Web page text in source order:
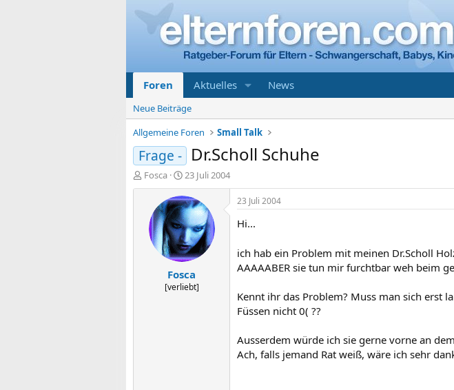
Foren Aktuelles News
Neue Beiträge
Allgemeine Foren
Small Talk
Frage - Dr.Scholl Schuhe
E
r
Fosca
E
r
s
t
e
l
l
t
a
m
23 Juli 2004
Fosca
[verliebt]
23 Juli 2004
Hi...
ich hab ein Problem mit meinen Dr.Scholl
AAAAABER sie tun mir furchtbar weh beim
Kennt ihr das Problem? Muss man sich erst
Füssen nicht 0( ??
Ausserdem würde ich sie gerne vorne an
Ach, falls jemand Rat weiß, wäre ich sehr